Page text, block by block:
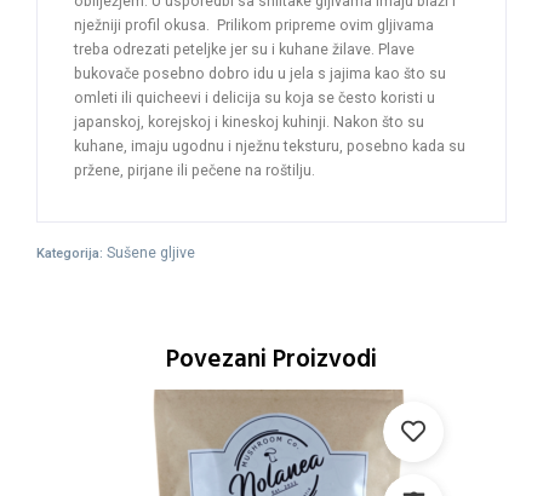
nježniji profil okusa. Prilikom pripreme ovim gljivama
treba odrezati peteljke jer su i kuhane žilave. Plave
bukovače posebno dobro idu u jela s jajima kao što su
omleti ili quicheevi i delicija su koja se često koristi u
japanskoj, korejskoj i kineskoj kuhinji. Nakon što su
kuhane, imaju ugodnu i nježnu teksturu, posebno kada su
pržene, pirjane ili pečene na roštilju.
Kategorija: Sušene gljive
Povezani Proizvodi